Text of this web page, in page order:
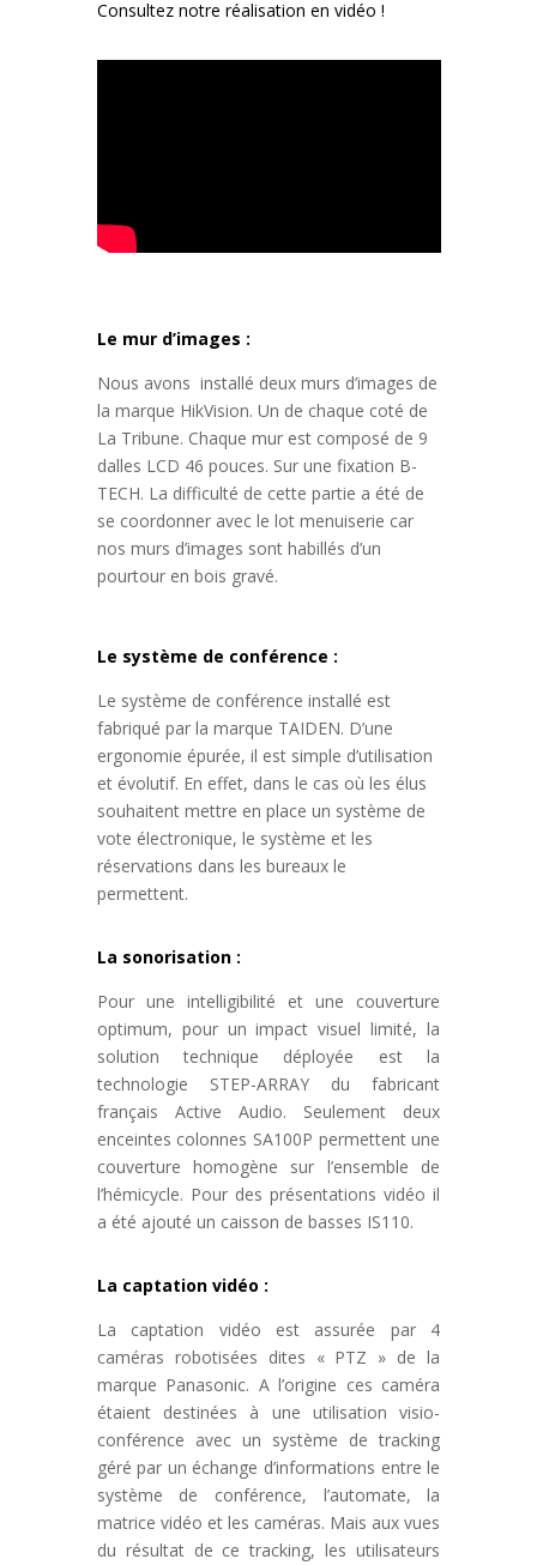
Consultez notre réalisation en vidéo !
Le mur d’images :
Nous avons installé deux murs d’images de
la marque HikVision. Un de chaque coté de
La Tribune. Chaque mur est composé de 9
dalles LCD 46 pouces. Sur une fixation B-
TECH. La difficulté de cette partie a été de
se coordonner avec le lot menuiserie car
nos murs d’images sont habillés d’un
pourtour en bois gravé.
Le système de conférence :
Le système de conférence installé est
fabriqué par la marque TAIDEN. D’une
ergonomie épurée, il est simple d’utilisation
et évolutif. En effet, dans le cas où les élus
souhaitent mettre en place un système de
vote électronique, le système et les
réservations dans les bureaux le
permettent.
La sonorisation :
Pour une intelligibilité et une couverture
optimum, pour un impact visuel limité, la
solution technique déployée est la
technologie STEP-ARRAY du fabricant
français Active Audio. Seulement deux
enceintes colonnes SA100P permettent une
couverture homogène sur l’ensemble de
l’hémicycle. Pour des présentations vidéo il
a été ajouté un caisson de basses IS110.
La captation vidéo :
La captation vidéo est assurée par 4
caméras robotisées dites « PTZ » de la
marque Panasonic. A l’origine ces caméra
étaient destinées à une utilisation visio-
conférence avec un système de tracking
géré par un échange d’informations entre le
système de conférence, l’automate, la
matrice vidéo et les caméras. Mais aux vues
du résultat de ce tracking, les utilisateurs